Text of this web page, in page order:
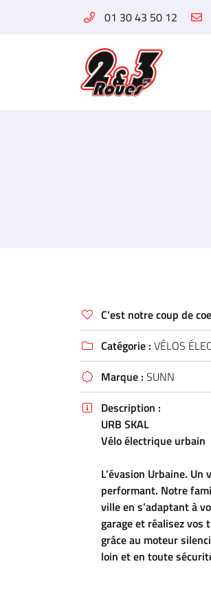
01 30 43 50 12
78960 Voisins-le-Bretonneux
01 30 43 50 12
email indiqué ci-dessus. Vous pouvez vous
 C'est notre coup de
 Catégorie : VÉLOS
 Marque : SUNN

Description :
URB SKAL
Vélo électrique urbain
L’évasion Urbaine. Un
performant. Notre
ville en s’adaptant à
garage et réalisez
grâce au moteur
loin et en toute